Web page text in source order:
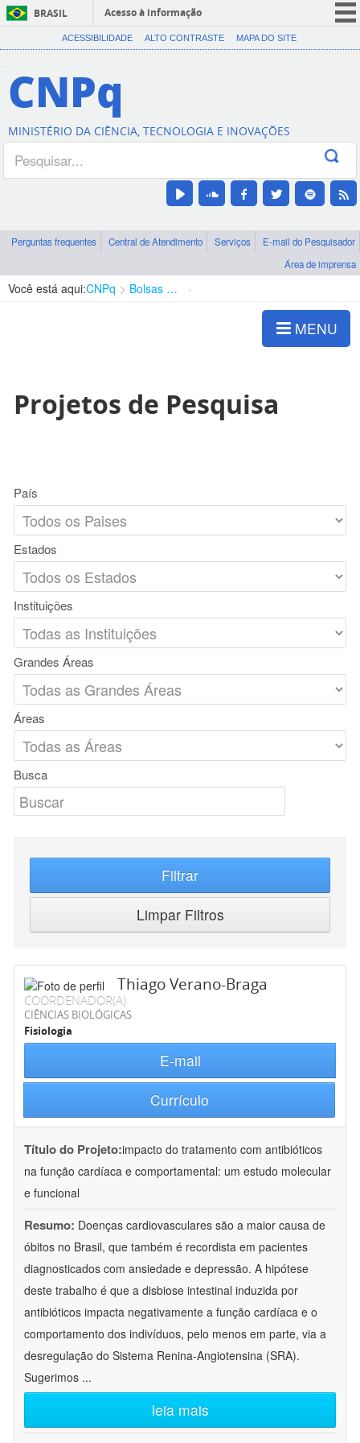
BRASIL
Acesso à informação
CORONAVÍRUS (COVID-19)
Canais
ACESSIBILIDADE ALTO CONTRASTE MAPA DO SITE
CNPq
MINISTÉRIO DA CIÊNCIA, TECNOLOGIA E INOVAÇÕES
Perguntas frequentes Central de Atendimento Serviços
E-mail do Pesquisador
Área de imprensa
Você está aqui:CNPq Bolsas e Auxílios Vigentes
MENU
Projetos de Pesquisa
País
Estados
Instituições
Grandes Áreas
Áreas
Busca
Filtrar
Limpar Filtros
Thiago Verano-Braga
COORDENADOR(A)
CIÊNCIAS BIOLÓGICAS
Fisiologia
E-mail
Currículo
Título do Projeto:impacto do tratamento com antibióticos
na função cardíaca e comportamental: um estudo molecular
e funcional
Resumo: Doenças cardiovasculares são a maior causa de
óbitos no Brasil, que também é recordista em pacientes
diagnosticados com ansiedade e depressão. A hipótese
deste trabalho é que a disbiose intestinal induzida por
antibióticos impacta negativamente a função cardíaca e o
comportamento dos indivíduos, pelo menos em parte, via a
desregulação do Sistema Renina-Angiotensina (SRA).
Sugerimos ...
leia mais